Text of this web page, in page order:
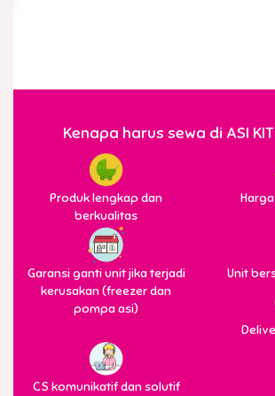
Kenapa harus sewa di ASI KIT
Produk lengkap dan
berkualitas
Harga
Garansi ganti unit jika terjadi
kerusakan (freezer dan
pompa asi)
Unit
CS komunikatif dan solutif